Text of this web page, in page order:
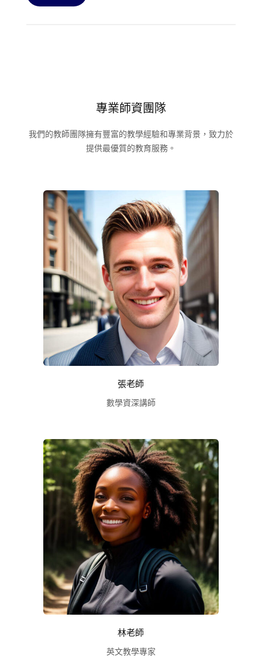
專業師資團隊
我們的教師團隊擁有豐富的教學經驗和專業背景，致力於
提供最優質的教育服務。
張老師
數學資深講師
林老師
英文教學專家